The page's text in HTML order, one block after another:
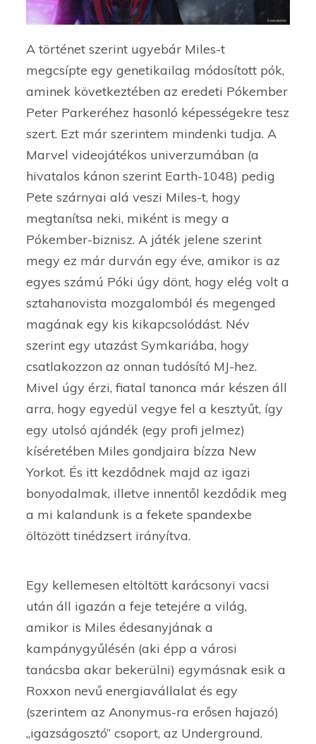
A történet szerint ugyebár Miles-t
megcsípte egy genetikailag módosított pók,
aminek következtében az eredeti Pókember
Peter Parkeréhez hasonló képességekre tesz
szert. Ezt már szerintem mindenki tudja. A
Marvel videojátékos univerzumában (a
hivatalos kánon szerint Earth-1048) pedig
Pete szárnyai alá veszi Miles-t, hogy
megtanítsa neki, miként is megy a
Pókember-biznisz. A játék jelene szerint
megy ez már durván egy éve, amikor is az
egyes számú Póki úgy dönt, hogy elég volt a
sztahanovista mozgalomból és megenged
magának egy kis kikapcsolódást. Név
szerint egy utazást Symkariába, hogy
csatlakozzon az onnan tudósító MJ-hez.
Mivel úgy érzi, fiatal tanonca már készen áll
arra, hogy egyedül vegye fel a kesztyűt, így
egy utolsó ajándék (egy profi jelmez)
kíséretében Miles gondjaira bízza New
Yorkot. És itt kezdődnek majd az igazi
bonyodalmak, illetve innentől kezdődik meg
a mi kalandunk is a fekete spandexbe
öltözött tinédzsert irányítva.
Egy kellemesen eltöltött karácsonyi vacsi
után áll igazán a feje tetejére a világ,
amikor is Miles édesanyjának a
kampánygyűlésén (aki épp a városi
tanácsba akar bekerülni) egymásnak esik a
Roxxon nevű energiavállalat és egy
(szerintem az Anonymus-ra erősen hajazó)
„igazságosztó” csoport, az Underground.